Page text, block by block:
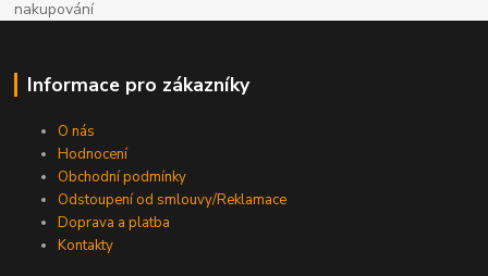
nakupování
Informace pro zákazníky
O nás
Hodnocení
Obchodní podmínky
Odstoupení od smlouvy/Reklamace
Doprava a platba
Kontakty